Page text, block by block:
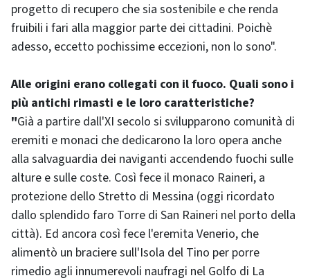
progetto di recupero che sia sostenibile e che renda
fruibili i fari alla maggior parte dei cittadini. Poichè
adesso, eccetto pochissime eccezioni, non lo sono".
Alle origini erano collegati con il fuoco. Quali sono i
più antichi rimasti e le loro caratteristiche?
"Già a partire dall'XI secolo si svilupparono comunità di
eremiti e monaci che dedicarono la loro opera anche
alla salvaguardia dei naviganti accendendo fuochi sulle
alture e sulle coste. Così fece il monaco Raineri, a
protezione dello Stretto di Messina (oggi ricordato
dallo splendido faro Torre di San Raineri nel porto della
città). Ed ancora così fece l'eremita Venerio, che
alimentò un braciere sull'Isola del Tino per porre
rimedio agli innumerevoli naufragi nel Golfo di La